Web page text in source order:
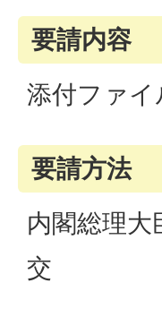
要請内容
添付ファイ
要請方法
内閣総理大
交